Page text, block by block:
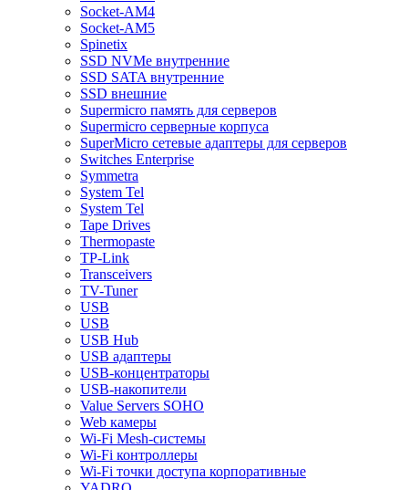
Socket-AM4
Socket-AM5
Spinetix
SSD NVMe внутренние
SSD SATA внутренние
SSD внешние
Supermicro память для серверов
Supermicro серверные корпуса
SuperMicro сетевые адаптеры для серверов
Switches Enterprise
Symmetra
System Tel
System Tel
Tape Drives
Thermopaste
TP-Link
Transceivers
TV-Tuner
USB
USB
USB Hub
USB адаптеры
USB-концентраторы
USB-накопители
Value Servers SOHO
Web камеры
Wi-Fi Mesh-системы
Wi-Fi контроллеры
Wi-Fi точки доступа корпоративные